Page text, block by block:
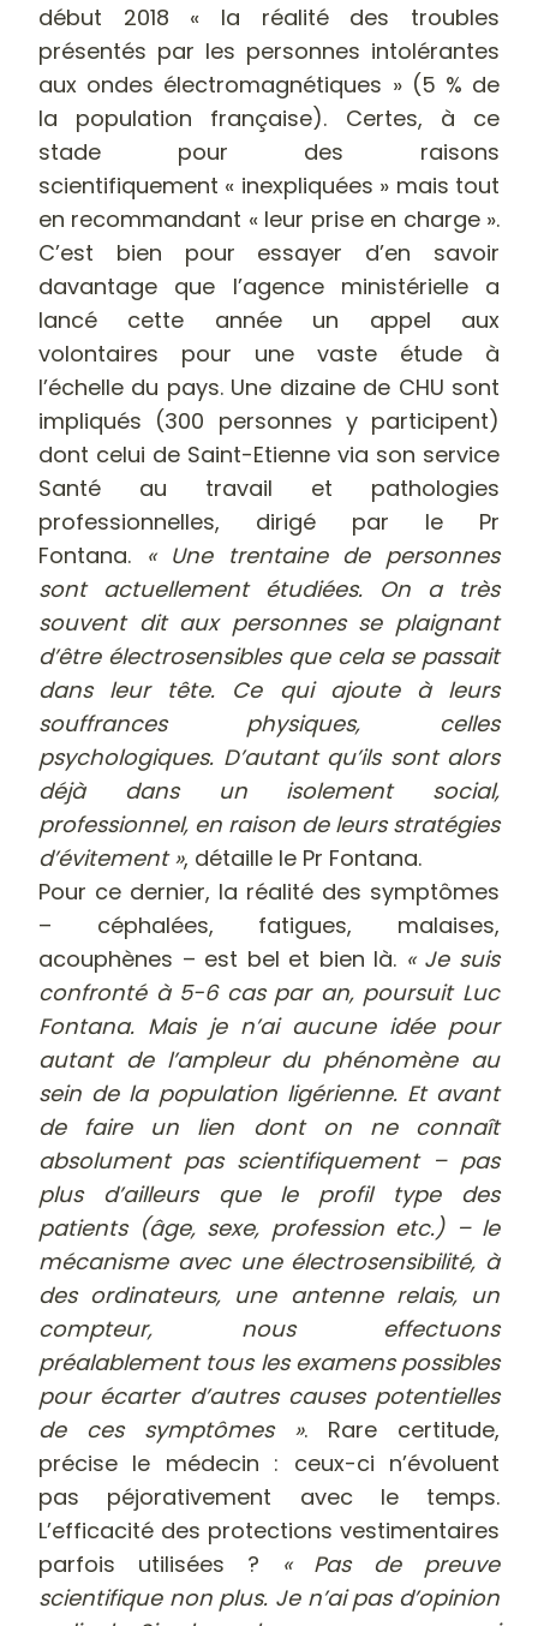
début 2018 « la réalité des troubles
présentés par les personnes intolérantes
aux ondes électromagnétiques » (5 % de
la population française). Certes, à ce
stade pour des raisons
scientifiquement « inexpliquées » mais tout
en recommandant « leur prise en charge ».
C’est bien pour essayer d’en savoir
davantage que l’agence ministérielle a
lancé cette année un appel aux
volontaires pour une vaste étude à
l’échelle du pays. Une dizaine de CHU sont
impliqués (300 personnes y participent)
dont celui de Saint-Etienne via son service
Santé au travail et pathologies
professionnelles, dirigé par le Pr
Fontana. « Une trentaine de personnes
sont actuellement étudiées. On a très
souvent dit aux personnes se plaignant
d’être électrosensibles que cela se passait
dans leur tête. Ce qui ajoute à leurs
souffrances physiques, celles
psychologiques. D’autant qu’ils sont alors
déjà dans un isolement social,
professionnel, en raison de leurs stratégies
d’évitement », détaille le Pr Fontana.
Pour ce dernier, la réalité des symptômes
– céphalées, fatigues, malaises,
acouphènes – est bel et bien là. « Je suis
confronté à 5-6 cas par an, poursuit Luc
Fontana. Mais je n’ai aucune idée pour
autant de l’ampleur du phénomène au
sein de la population ligérienne. Et avant
de faire un lien dont on ne connaît
absolument pas scientifiquement – pas
plus d’ailleurs que le profil type des
patients (âge, sexe, profession etc.) – le
mécanisme avec une électrosensibilité, à
des ordinateurs, une antenne relais, un
compteur, nous effectuons
préalablement tous les examens possibles
pour écarter d’autres causes potentielles
de ces symptômes ». Rare certitude,
précise le médecin : ceux-ci n’évoluent
pas péjorativement avec le temps.
L’efficacité des protections vestimentaires
parfois utilisées ? « Pas de preuve
scientifique non plus. Je n’ai pas d’opinion